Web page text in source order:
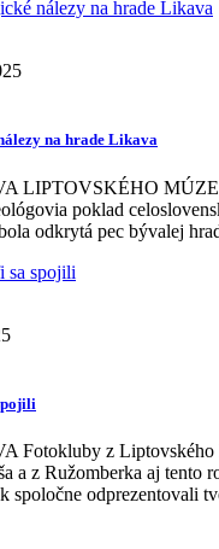
na hrade Likava
LIPTOVSKÉHO
poklad
odkrytá pec bývalej
Fotokluby z Liptovského
a z Ružomberka aj tento
spoločne odprezentovali